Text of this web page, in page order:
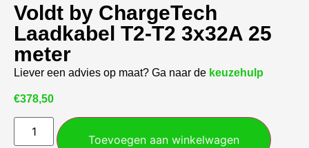
Voldt by ChargeTech
Laadkabel T2-T2 3x32A 25
meter
Liever een advies op maat? Ga naar de keuzehulp
€378,50
Toevoegen aan winkelwagen